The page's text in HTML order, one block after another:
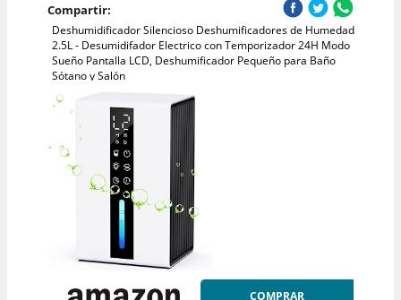
Compartir:
Deshumidificador Silencioso Deshumificadores de Humedad
2.5L - Desumidifador Electrico con Temporizador 24H Modo
Sueño Pantalla LCD, Deshumificador Pequeño para Baño
Sótano y Salón
COMPRAR